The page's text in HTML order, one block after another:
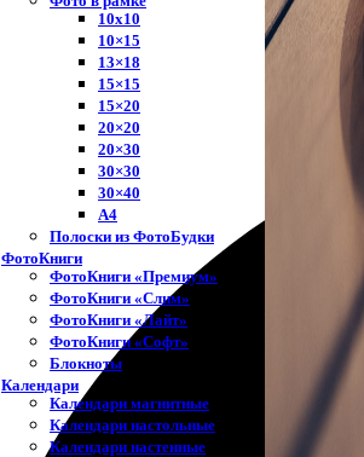
10х10
10×15
13×18
15×15
15×20
20×20
20×30
30×30
30×40
A4
Полоски из ФотоБудки
ФотоКниги
ФотоКниги «Премиум»
ФотоКниги «Слим»
ФотоКниги «Лайт»
ФотоКниги «Софт»
Блокноты
Календари
Календари магнитные
Календари настольные
Календари настенные